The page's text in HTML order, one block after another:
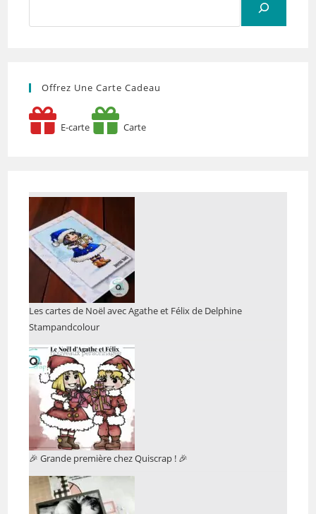
Offrez Une Carte Cadeau
E-carte Carte
Les cartes de Noël avec Agathe et Félix de Delphine
Stampandcolour
🎉 Grande première chez Quiscrap ! 🎉